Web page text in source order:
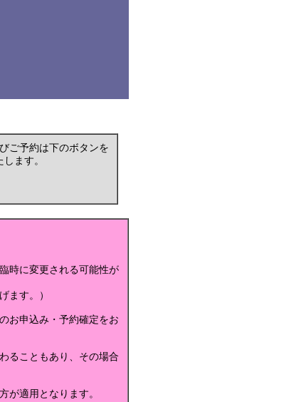
ご予約は下のボタンを
ます。
時に変更される可能性が
ます。）
お申込み・予約確定をお
ることもあり、その場合
が適用となります。